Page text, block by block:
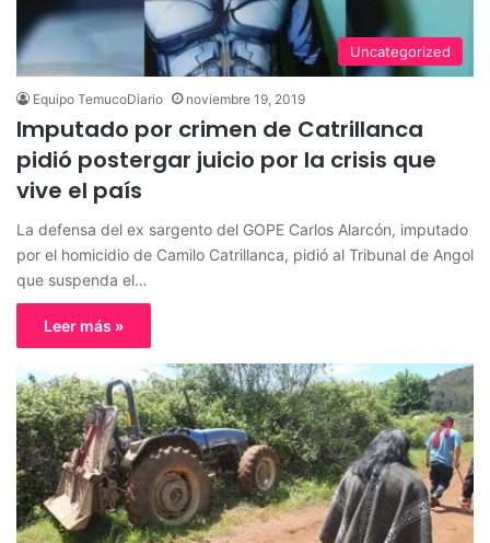
Uncategorized
Equipo TemucoDiario noviembre 19, 2019
Imputado por crimen de Catrillanca
pidió postergar juicio por la crisis que
vive el país
La defensa del ex sargento del GOPE Carlos Alarcón, imputado
por el homicidio de Camilo Catrillanca, pidió al Tribunal de Angol
que suspenda el…
Leer más »